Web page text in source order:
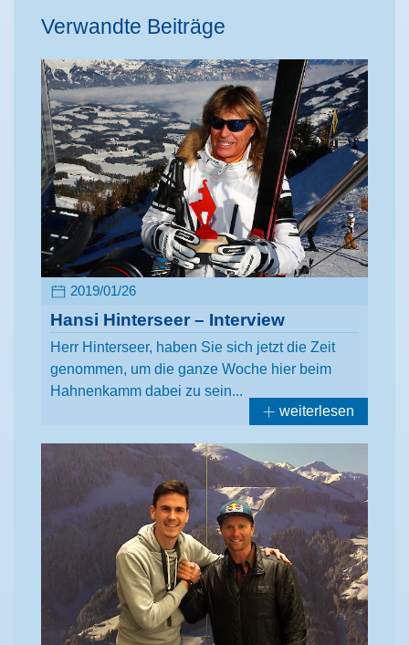
Verwandte Beiträge
2019/01/26
Hansi Hinterseer – Interview
Herr Hinterseer, haben Sie sich jetzt die Zeit
genommen, um die ganze Woche hier beim
Hahnenkamm dabei zu sein...
weiterlesen